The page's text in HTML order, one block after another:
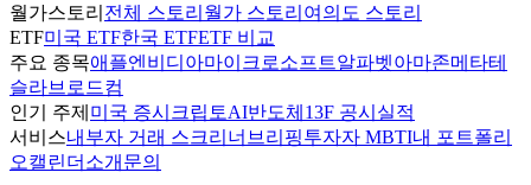
월가스토리 전체 스토리 월가 스토리 여의도 스토리
ETF미국 ETF한국 ETFETF 비교
주요 종목애플엔비디아마이크로소프트알파벳아마존메타테
슬라브로드컴
인기 주제 미국 증시 크립토AI반도체 13F 공시 실적
서비스내부자 거래 스크리너 브리핑투자자 MBTI내 포트폴리
오캘린더 소개 문의